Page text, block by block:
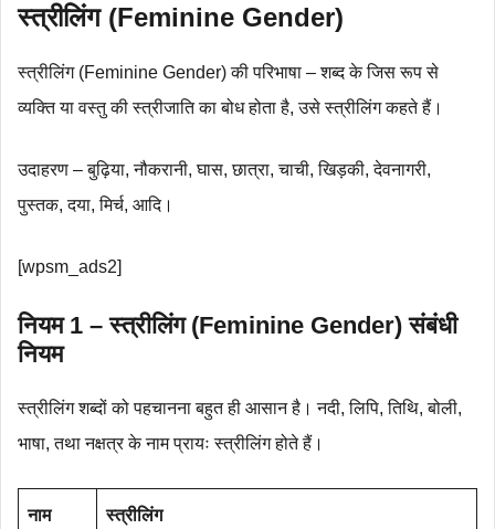
स्त्रीलिंग (Feminine Gender)
स्त्रीलिंग (Feminine Gender) की परिभाषा – शब्द के जिस रूप से
व्यक्ति या वस्तु की स्त्रीजाति का बोध होता है, उसे स्त्रीलिंग कहते हैं।
उदाहरण – बुढ़िया, नौकरानी, घास, छात्रा, चाची, खिड़की, देवनागरी,
पुस्तक, दया, मिर्च, आदि।
[wpsm_ads2]
नियम 1 – स्त्रीलिंग (Feminine Gender) संबंधी
नियम
स्त्रीलिंग शब्दों को पहचानना बहुत ही आसान है। नदी, लिपि, तिथि, बोली,
भाषा, तथा नक्षत्र के नाम प्रायः स्त्रीलिंग होते हैं।
नाम स्त्रीलिंग